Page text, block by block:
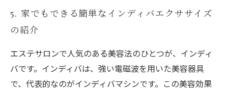
5. 家でもできる簡単なインディバエクササイズ
の紹介
エステサロンで人気のある美容法のひとつが、インディ
バです。インディバは、強い電磁波を用いた美容器具
で、代表的なのがインディバマシンです。この美容効果